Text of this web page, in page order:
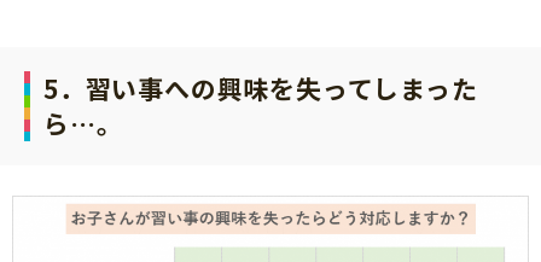
5．習い事への興味を失ってしまった
ら…。